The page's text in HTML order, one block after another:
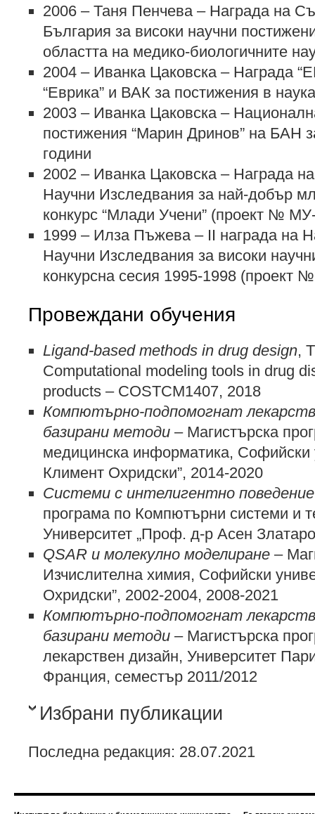
2006 – Таня Пенчева – Награда на
България за високи научни
областта на медико-биологичните
2004 – Иванка Цаковска – Награда
“Еврика” и ВАК за постижения в
2003 – Иванка Цаковска –
постижения “Марин Дринов” на БАН
години
2002 – Иванка Цаковска – Награда
Научни Изследвания за най-добър
конкурс “Млади Учени” (проект №
1999 – Илза Пъжева – ІІ награда на
Научни Изследвания за високи
конкурсна сесия 1995-1998 (проект
Провеждани обучения
Ligand-based methods in drug design,
Computational modeling tools in drug
products – COSTCM1407, 2018
Компютърно-подпомогнат
базирани методи – Магистърска
медицинска информатика, Софийски
Климент Охридски”, 2014-2020
Системи с интелигентно
програма по Компютърни системи и
Университет „Проф. д-р Асен
QSAR и молекулно моделиране –
Изчислителна химия, Софийски
Охридски”, 2002-2004, 2008-2021
Компютърно-подпомогнат
базирани методи – Магистърска
лекарствен дизайн, Университет
Франция, семестър 2011/2012
Избрани публикации
Последна редакция: 28.07.2021